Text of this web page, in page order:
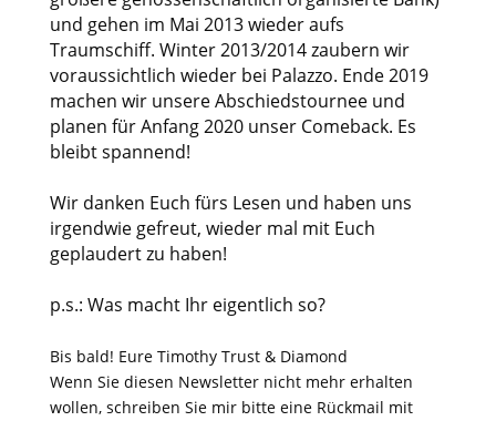
und gehen im Mai 2013 wieder aufs
Traumschiff. Winter 2013/2014 zaubern wir
voraussichtlich wieder bei Palazzo. Ende 2019
machen wir unsere Abschiedstournee und
planen für Anfang 2020 unser Comeback. Es
bleibt spannend!
Wir danken Euch fürs Lesen und haben uns
irgendwie gefreut, wieder mal mit Euch
geplaudert zu haben!
p.s.: Was macht Ihr eigentlich so?
Bis bald! Eure Timothy Trust & Diamond
Wenn Sie diesen Newsletter nicht mehr erhalten
wollen, schreiben Sie mir bitte eine Rückmail mit